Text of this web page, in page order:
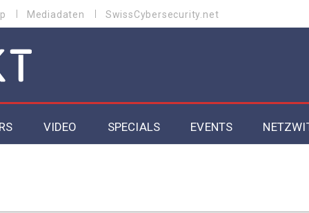
Mediadaten SwissCybersecurity.net
VIDEO SPECIALS EVENTS